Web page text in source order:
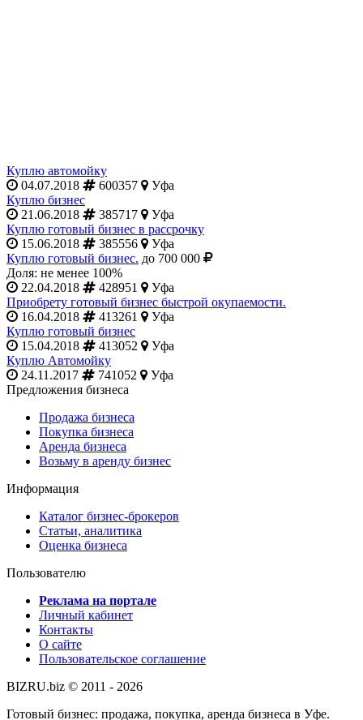
Куплю автомойку
04.07.2018
600357
Уфа
Куплю бизнес
21.06.2018
385717
Уфа
Куплю готовый бизнес в рассрочку
15.06.2018
385556
Уфа
Куплю готовый бизнес. до 700 000
Доля: не менее 100%
22.04.2018
428951
Уфа
Приобрету готовый бизнес быстрой окупаемости.
16.04.2018
413261
Уфа
Куплю готовый бизнес
15.04.2018
413052
Уфа
Куплю Автомойку
24.11.2017
741052
Уфа
Предложения бизнеса
Продажа бизнеса
Покупка бизнеса
Аренда бизнеса
Возьму в аренду бизнес
Информация
Каталог бизнес-брокеров
Статьи, аналитика
Оценка бизнеса
Пользователю
Реклама на портале
Личный кабинет
Контакты
О сайте
Пользовательское соглашение
BIZRU.biz © 2011 - 2026
Готовый бизнес: продажа, покупка, аренда бизнеса в Уфе.